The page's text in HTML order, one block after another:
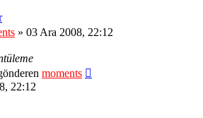
» 03 Ara 2008, 22:12
moments
22:12